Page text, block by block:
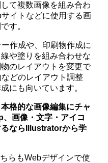
て複数画像を組み合わ
イトなどに使用する画
す。
作成や、印刷物作成に
や塗りを組み合わせな
のレイアウトを変更で
どのレイアウト調整
にも向いています。
本格的な画像編集にチャ
画像・文字・アイコ
るならIllustratorから学
らもWebデザインで使